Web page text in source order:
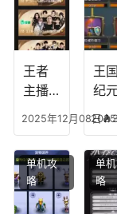
多少
级能
挖矿
可
放
个
什么
模
王者
主播
搭
配，
王者
最强
2025年12月08日
王国
纪
搭
配
王
纪
最
单机攻
略
单
略